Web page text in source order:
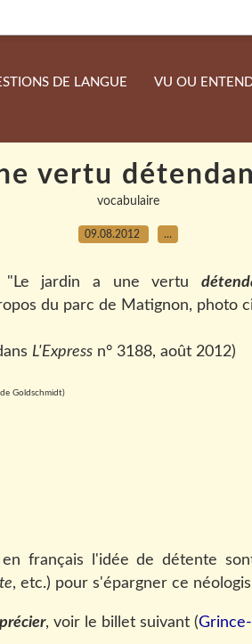
DE LANGUE VU OU
vertu
vocabulaire
09.08.2012 …
"Le jardin a une vertu
du parc de Matignon, photo
L'Express n° 3188, août 2012)
Goldschmidt)
français l'idée de détente
, etc.) pour s'épargner ce
, voir le billet suivant (